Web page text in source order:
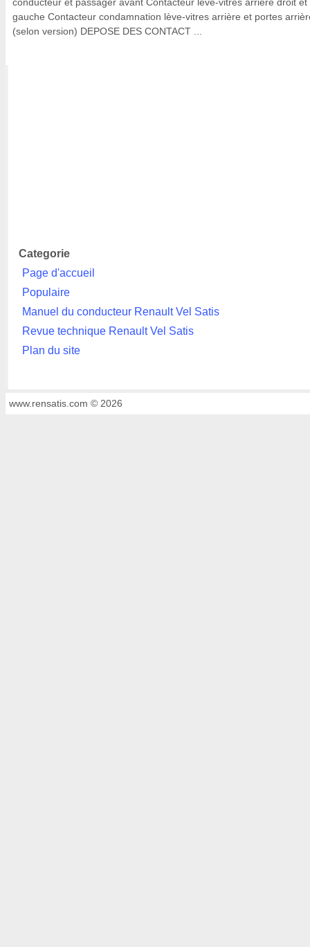
gauche Contacteur condamnation lève-vitres arrière et portes
(selon version) DEPOSE DES CONTACT ...
Categorie
Page d'accueil
Populaire
Manuel du conducteur Renault Vel Satis
Revue technique Renault Vel Satis
Plan du site
www.rensatis.com © 2026